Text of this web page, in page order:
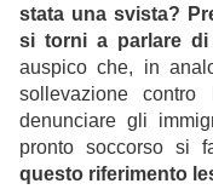
stata una svista?
si torni a parlare di
auspico che, in
sollevazione
denunciare gli
pronto soccorso si
questo riferimento